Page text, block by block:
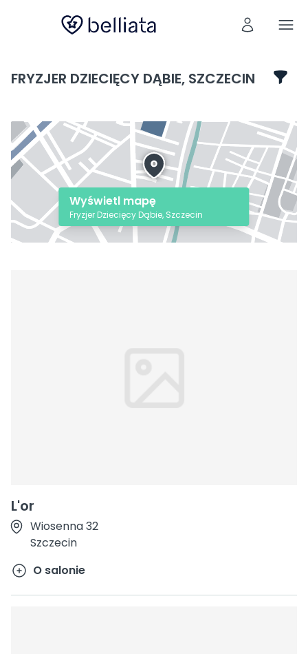
FRYZJER DZIECIĘCY DĄBIE, SZCZECIN
L'or
Wiosenna 32
Szczecin
O salonie
Wyświetl mapę
Fryzjer Dziecięcy Dąbie, Szczecin